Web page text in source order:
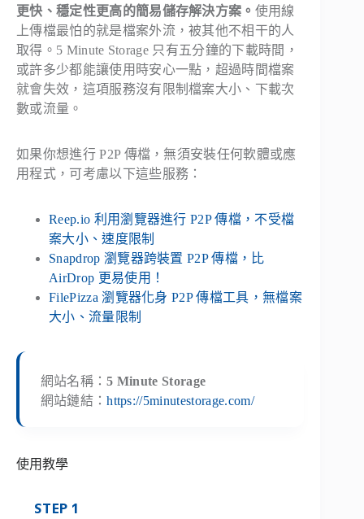
更快、穩定性更高的簡易儲存解決方案。 使用線
上傳檔最怕的就是檔案外流，被其他不相干的人
取得。5 Minute Storage 只有五分鐘的下載時間，
或許多少都能讓使用時安心一點，超過時間檔案
就會失效，這項服務沒有限制檔案大小、下載次
數或流量。
如果你想進行 P2P 傳檔，無須安裝任何軟體或應
用程式，可考慮以下這些服務：
Reep.io 利用瀏覽器進行 P2P 傳檔，不受檔
案大小、速度限制
Snapdrop 瀏覽器跨裝置 P2P 傳檔，比
AirDrop 更易使用！
FilePizza 瀏覽器化身 P2P 傳檔工具，無檔案
大小、流量限制
網站名稱：5 Minute Storage
網站鏈結：https://5minutestorage.com/
使用教學
STEP 1